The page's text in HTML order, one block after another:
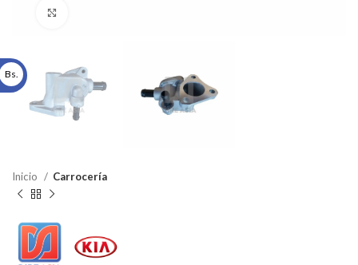
Inicio Carrocería
Bs.